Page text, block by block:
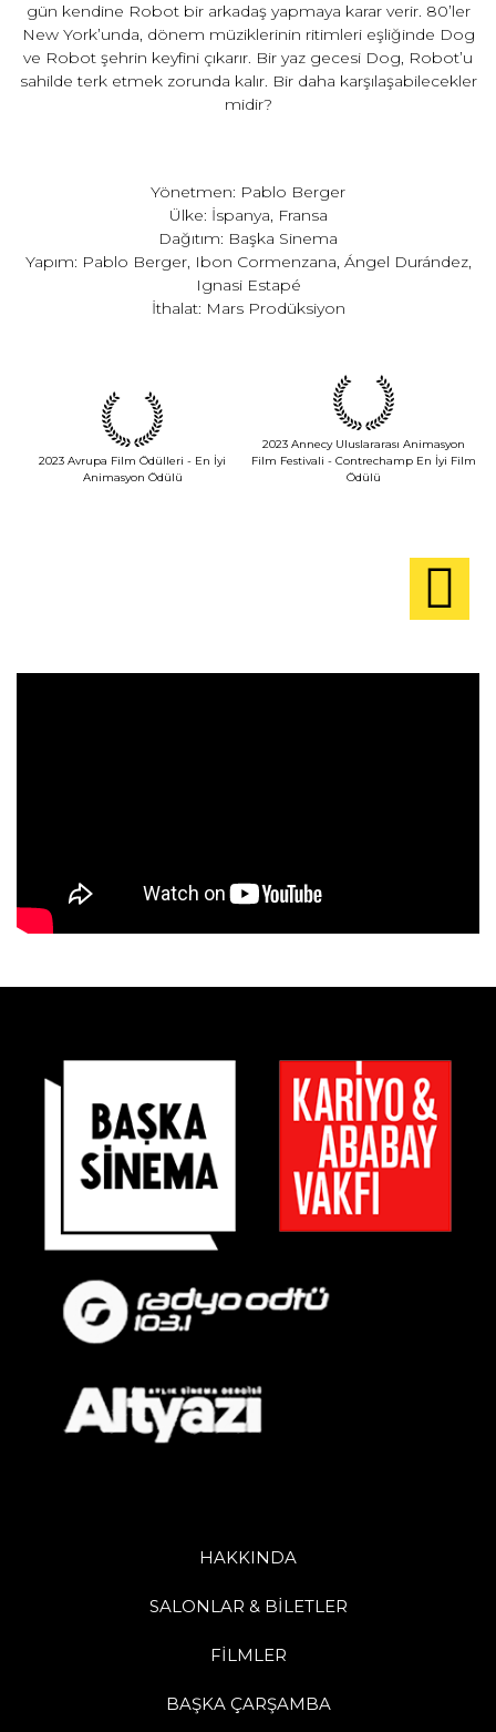
gün kendine Robot bir arkadaş yapmaya karar verir. 80’ler
New York’unda, dönem müziklerinin ritimleri eşliğinde Dog
ve Robot şehrin keyfini çıkarır. Bir yaz gecesi Dog, Robot’u
sahilde terk etmek zorunda kalır. Bir daha karşılaşabilecekler
midir?
Yönetmen: Pablo Berger
Ülke: İspanya, Fransa
Dağıtım: Başka Sinema
Yapım: Pablo Berger, Ibon Cormenzana, Ángel Durández,
Ignasi Estapé
İthalat: Mars Prodüksiyon
2023 Avrupa Film Ödülleri - En İyi
Animasyon Ödülü
2023 Annecy Uluslararası Animasyon
Film Festivali - Contrechamp En İyi Film
Ödülü
HAKKINDA
SALONLAR & BİLETLER
FİLMLER
BAŞKA ÇARŞAMBA